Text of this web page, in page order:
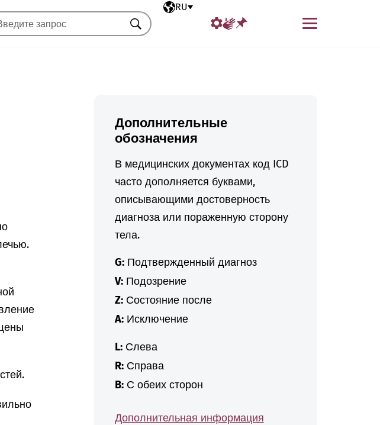
Выбранный язык
RU
Меню
Искать
Дополнительные
обозначения
В медицинских документах код ICD
часто дополняется буквами,
описывающими достоверность
диагноза или пораженную сторону
тела.
G:Подтвержденный диагноз
V:Подозрение
Z:Состояние после
A:Исключение
L:Слева
R:Справа
B:С обеих сторон
Дополнительная информация